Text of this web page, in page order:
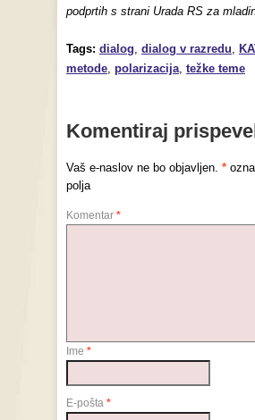
podprtih s strani Urada RS za
Tags: dialog, dialog v razredu,
metode, polarizacija, težke teme
Komentiraj
Vaš e-naslov ne bo objavljen. *
polja
Komentar *
Ime *
E-pošta *